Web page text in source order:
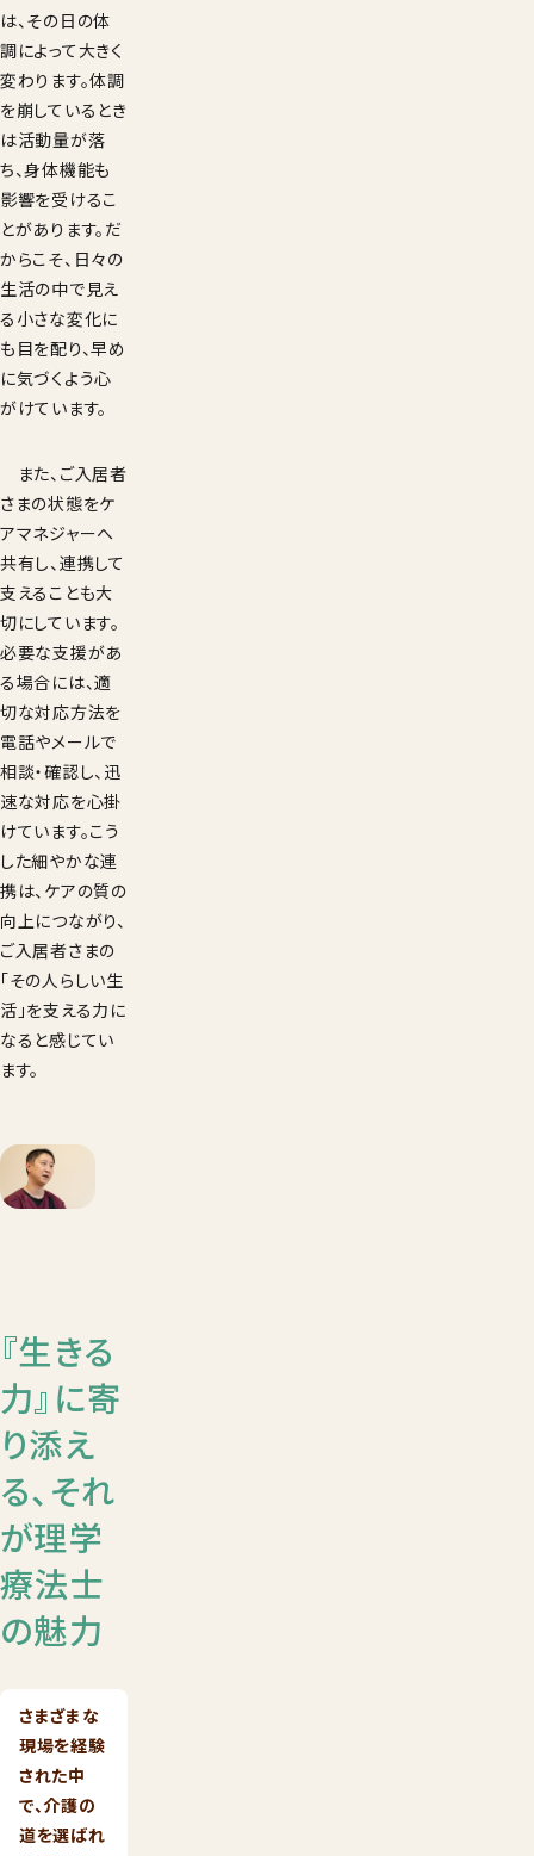
は、その日の体
調によって大きく
変わります。体調
を崩しているとき
は活動量が落
ち、身体機能も
影響を受けるこ
とがあります。だ
からこそ、日々の
生活の中で見え
る小さな変化に
も目を配り、早め
に気づくよう心
がけています。
また、ご入居者
さまの状態をケ
アマネジャーへ
共有し、連携して
支えることも大
切にしています。
必要な支援があ
る場合には、適
切な対応方法を
電話やメールで
相談・確認し、迅
速な対応を心掛
けています。こう
した細やかな連
携は、ケアの質の
向上につながり、
ご入居者さまの
「その人らしい生
活」を支える力に
なると感じてい
ます。
『生きる
力』に寄
り添え
る、それ
が理学
療法士
の魅力
さまざまな
現場を経験
された中
で、介護の
道を選ばれ